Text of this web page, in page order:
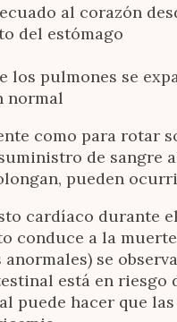
al corazón
del estómago
pulmones se
normal
como para rotar
de sangre
pueden
cardíaco durante
conduce a la
se
está en riesgo
puede hacer que